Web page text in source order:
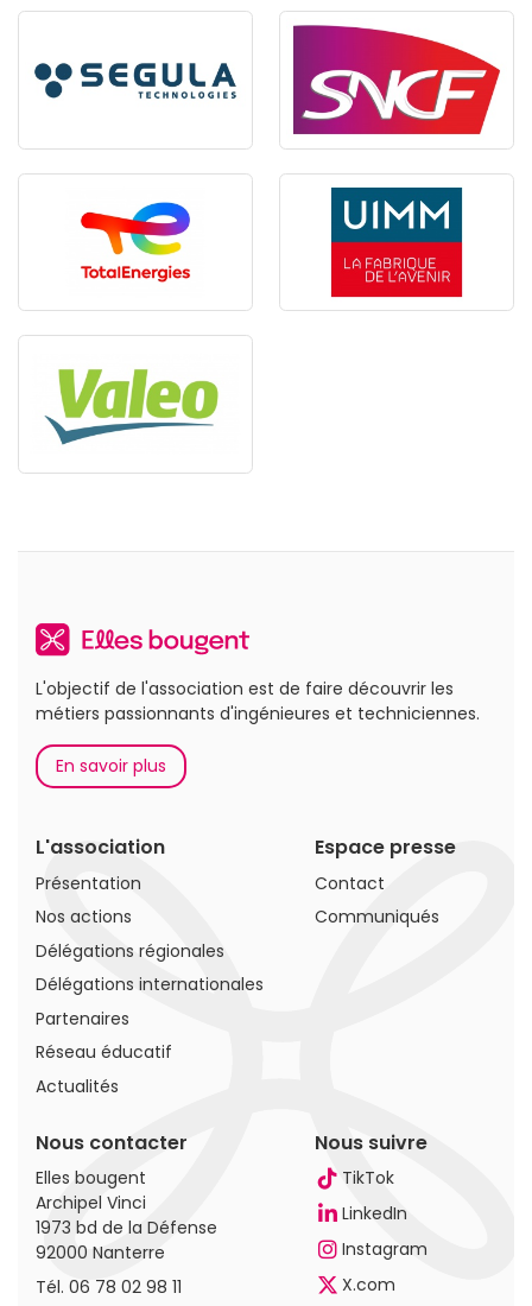
L'objectif de l'association est de faire découvrir les
métiers passionnants d'ingénieures et techniciennes.
En savoir plus
L'association
Présentation
Nos actions
Délégations régionales
Délégations internationales
Partenaires
Réseau éducatif
Actualités
Espace presse
Contact
Communiqués
Nous contacter
Elles bougent
Archipel Vinci
1973 bd de la Défense
92000 Nanterre
Tél. 06 78 02 98 11
Nous suivre
TikTok
LinkedIn
Instagram
X.com